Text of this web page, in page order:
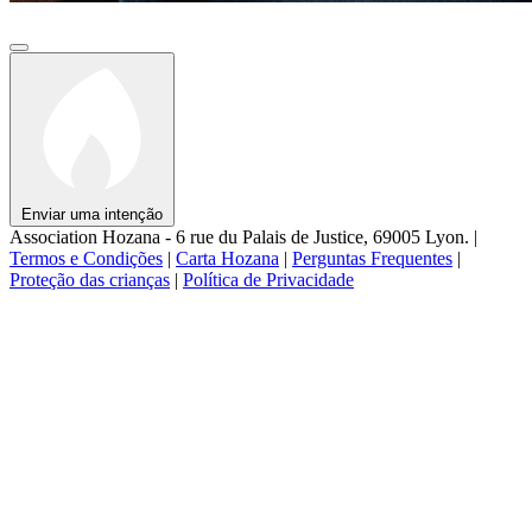
Enviar uma intenção
Association Hozana - 6 rue du Palais de Justice, 69005 Lyon. |
Termos e Condições | Carta Hozana | Perguntas Frequentes |
Proteção das crianças | Política de Privacidade